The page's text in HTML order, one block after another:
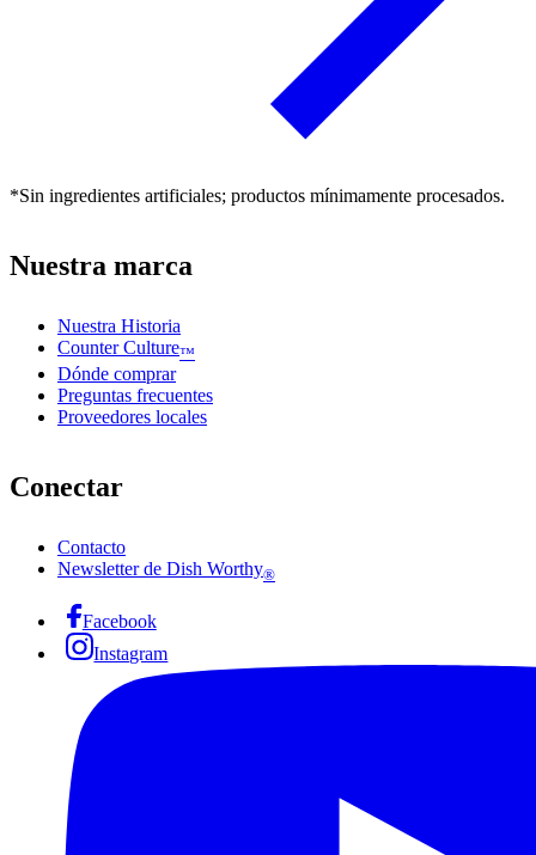
*Sin ingredientes artificiales; productos mínimamente procesados.
Nuestra marca
Nuestra Historia
Counter Culture™
Dónde comprar
Preguntas frecuentes
Proveedores locales
Conectar
Contacto
Newsletter de Dish Worthy®
Facebook
Instagram